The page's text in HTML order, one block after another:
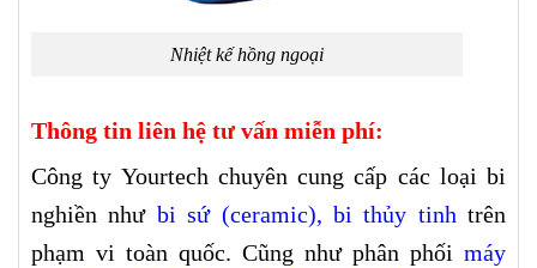
Nhiệt kế hồng ngoại
Thông tin liên hệ tư vấn miễn phí:
Công ty Yourtech chuyên cung cấp các loại bi
nghiền như bi sứ (ceramic), bi thủy tinh trên
phạm vi toàn quốc. Cũng như phân phối máy